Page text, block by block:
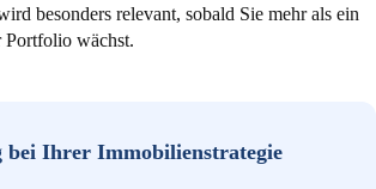
besonders relevant, sobald Sie mehr als ein
wächst.
bei Ihrer Immobilienstrategie